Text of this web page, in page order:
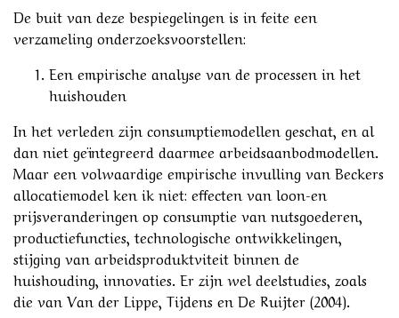
De buit van deze bespiegelingen is in feite een
verzameling onderzoeksvoorstellen:
Een empirische analyse van de processen in het
huishouden
In het verleden zijn consumptiemodellen geschat, en al
dan niet geïntegreerd daarmee arbeidsaanbodmodellen.
Maar een volwaardige empirische invulling van Beckers
allocatiemodel ken ik niet: effecten van loon-en
prijsveranderingen op consumptie van nutsgoederen,
productiefuncties, technologische ontwikkelingen,
stijging van arbeidsproduktviteit binnen de
huishouding, innovaties. Er zijn wel deelstudies, zoals
die van Van der Lippe, Tijdens en De Ruijter (2004).